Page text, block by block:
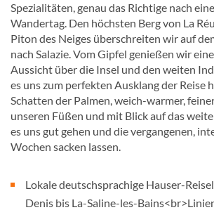
Spezialitäten, genau das Richtige nach
Wandertag. Den höchsten Berg von La
Piton des Neiges überschreiten wir auf
nach Salazie. Vom Gipfel genießen wir
Aussicht über die Insel und den weiten
es uns zum perfekten Ausklang der Reise
Schatten der Palmen, weich-warmer,
unseren Füßen und mit Blick auf das
es uns gut gehen und die vergangenen,
Wochen sacken lassen.
Lokale deutschsprachige Hauser-
Denis bis La-Saline-les-